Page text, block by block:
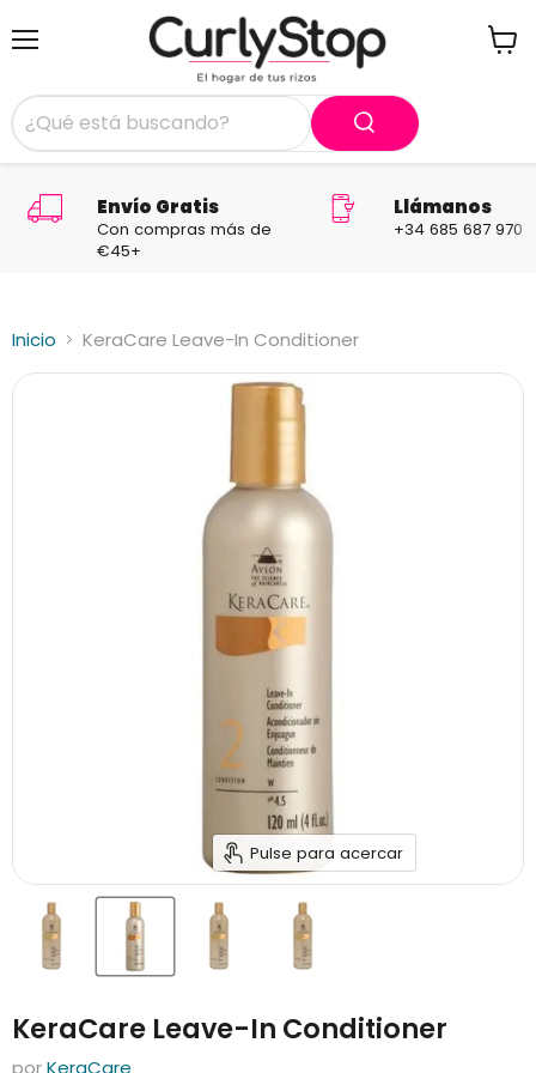
Envío Gratis
Con compras más de
€45+
Llámanos
+34 685 687 970
Inicio KeraCare Leave-In Conditioner
Pulse para acercar
KeraCare Leave-In Conditioner